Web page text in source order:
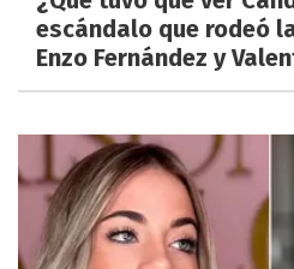
escándalo que rodeó
Enzo Fernández y